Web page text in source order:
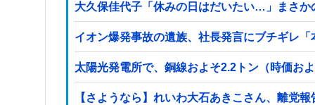
大久保佳代子「休みの日はだいたい…」まさか
イオン爆発事故の遺族、社長発言にブチギレ
太陽光発電所で、銅線およそ2.2トン（時価お
【さようなら】れいわ大石あきこさん、離党